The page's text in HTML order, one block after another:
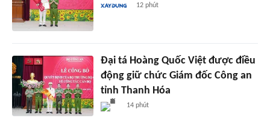
12 phút
Đại tá Hoàng Quốc Việt được điều
động giữ chức Giám đốc Công an
tỉnh Thanh Hóa
14 phút